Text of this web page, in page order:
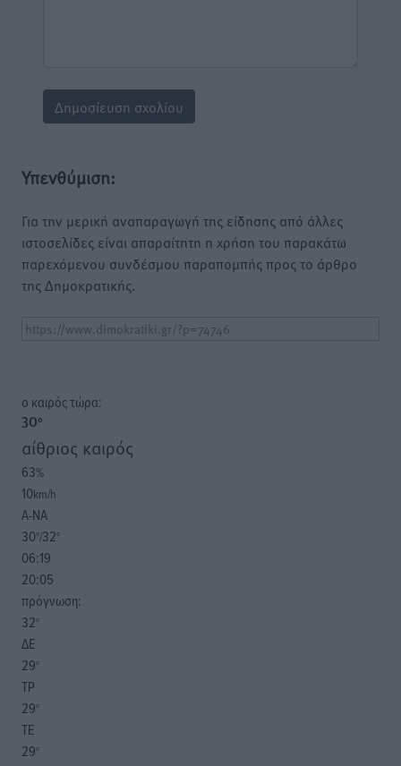
Υπενθύμιση:
Για την μερική αναπαραγωγή της είδησης από άλλες
ιστοσελίδες είναι απαραίτητη η χρήση του παρακάτω
παρεχόμενου συνδέσμου παραπομπής προς το άρθρο
της Δημοκρατικής.
o καιρός τώρα:
30°
αίθριος καιρός
63%
10km/h
Α-ΝΑ
30°/32°
06:19
20:05
πρόγνωση:
32°
ΔΕ
29°
ΤΡ
29°
ΤΕ
29°